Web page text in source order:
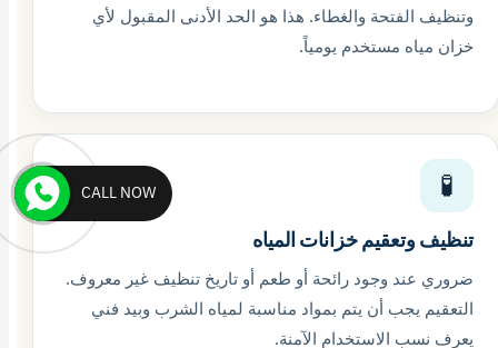
وتنظيف الفتحة والغطاء. هذا هو الحد الأدنى المقبول لأي
خزان مياه مستخدم يومياً.
🧪
تنظيف وتعقيم خزانات المياه
ضروري عند وجود رائحة أو طعم أو تاريخ تنظيف غير معروف.
التعقيم يجب أن يتم بمواد مناسبة لمياه الشرب وبيد فني
يعرف نسب الاستخدام الآمنة.
CALL NOW